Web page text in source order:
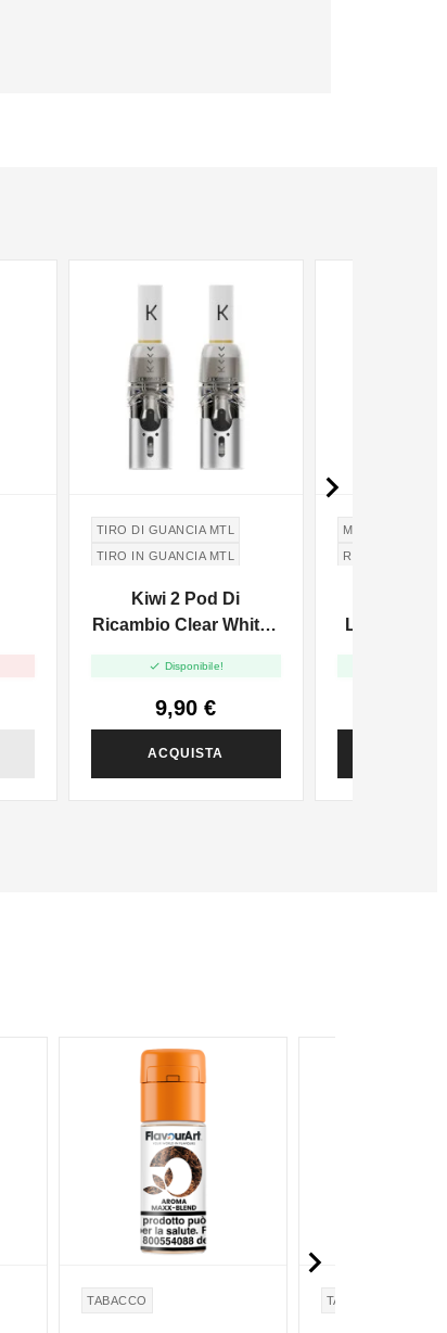
TIRO DI GUANCIA MTL
TIRO IN GUANCIA MTL
Kiwi 2 Pod Di
Ricambio Clear White -
 Disponibile!
9,90 €
ACQUISTA
MIRTILLO
RIBES
Lovers

TABACCO TABACCO
